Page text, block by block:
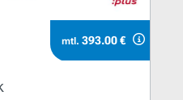
mtl. 393.00 €